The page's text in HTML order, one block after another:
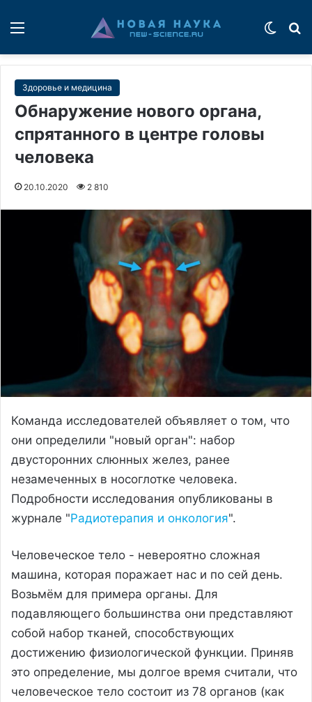
Здоровье и медицина
Обнаружение нового органа,
спрятанного в центре головы
человека
20.10.2020 2 810
Команда исследователей объявляет о том, что
они определили "новый орган": набор
двусторонних слюнных желез, ранее
незамеченных в носоглотке человека.
Подробности исследования опубликованы в
журнале "Радиотерапия и онкология".
Человеческое тело - невероятно сложная
машина, которая поражает нас и по сей день.
Возьмём для примера органы. Для
подавляющего большинства они представляют
собой набор тканей, способствующих
достижению физиологической функции. Приняв
это определение, мы долгое время считали, что
человеческое тело состоит из 78 органов (как